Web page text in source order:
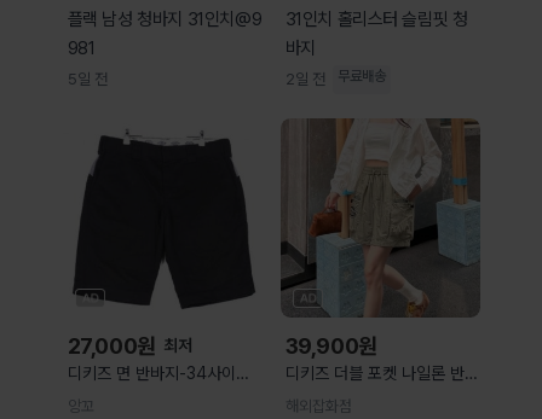
플랙 남성 청바지 31인치@9
981
5일 전
31인치 홀리스터 슬림핏 청
바지
2일 전 무료배송
27,000원 최저
디키즈 면 반바지-34사이즈
(U-794),구제 중고 빈티지
앙꼬
39,900원
디키즈 더블 포켓 나일론 반바
지 2종
해외잡화점